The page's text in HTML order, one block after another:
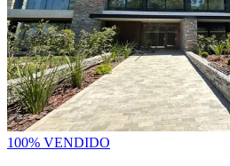
100% VENDIDO